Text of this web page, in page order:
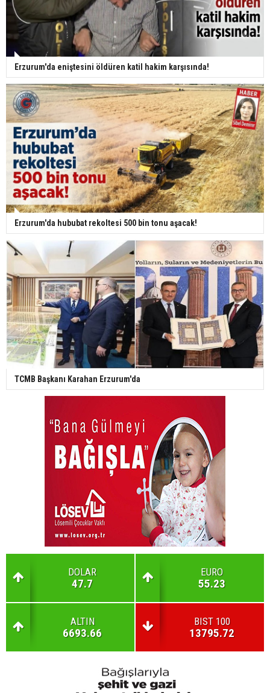
Erzurum'da eniştesini öldüren katil hakim karşısında!
Erzurum'da hububat rekoltesi 500 bin tonu aşacak!
TCMB Başkanı Karahan Erzurum'da
DOLAR
47.7
EURO
55.23
ALTIN
6693.66
BIST 100
13795.72